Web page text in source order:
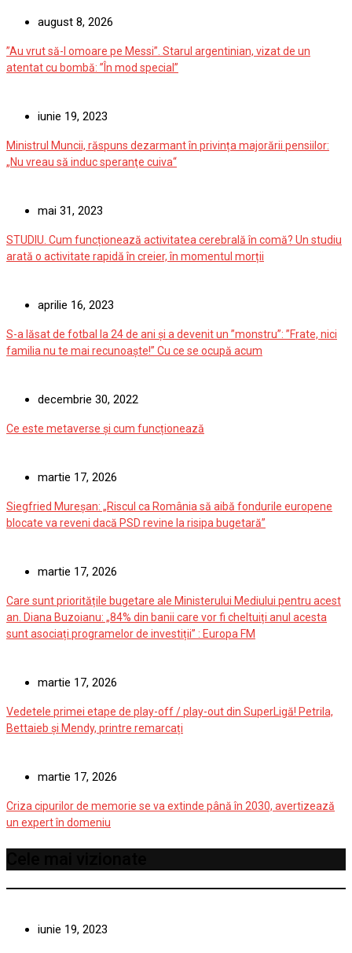
august 8, 2026
”Au vrut să-l omoare pe Messi”. Starul argentinian, vizat de un
atentat cu bombă: ”În mod special”
iunie 19, 2023
Ministrul Muncii, răspuns dezarmant în privința majorării pensiilor:
„Nu vreau să induc speranţe cuiva“
mai 31, 2023
STUDIU. Cum funcționează activitatea cerebrală în comă? Un studiu
arată o activitate rapidă în creier, în momentul morții
aprilie 16, 2023
S-a lăsat de fotbal la 24 de ani și a devenit un ”monstru”: ”Frate, nici
familia nu te mai recunoaște!” Cu ce se ocupă acum
decembrie 30, 2022
Ce este metaverse și cum funcționează
martie 17, 2026
Siegfried Mureșan: „Riscul ca România să aibă fondurile europene
blocate va reveni dacă PSD revine la risipa bugetară”
martie 17, 2026
Care sunt prioritățile bugetare ale Ministerului Mediului pentru acest
an. Diana Buzoianu: „84% din banii care vor fi cheltuiți anul acesta
sunt asociați programelor de investiții” : Europa FM
martie 17, 2026
Vedetele primei etape de play-off / play-out din SuperLigă! Petrila,
Bettaieb și Mendy, printre remarcați
martie 17, 2026
Criza cipurilor de memorie se va extinde până în 2030, avertizează
un expert în domeniu
iunie 19, 2023